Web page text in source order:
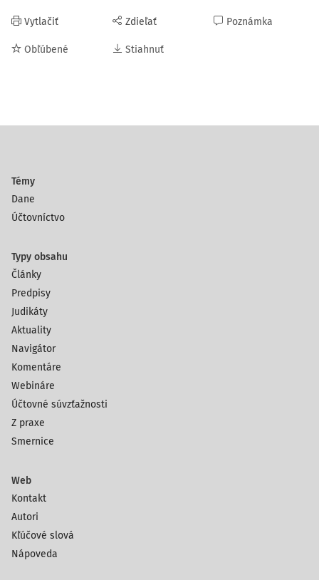
Vytlačiť
Obľúbené
Zdieľať
Stiahnuť
Poznámka
Témy
Dane
Účtovníctvo
Typy obsahu
Články
Predpisy
Judikáty
Aktuality
Navigátor
Komentáre
Webináre
Účtovné súvzťažnosti
Z praxe
Smernice
Web
Kontakt
Autori
Kľúčové slová
Nápoveda